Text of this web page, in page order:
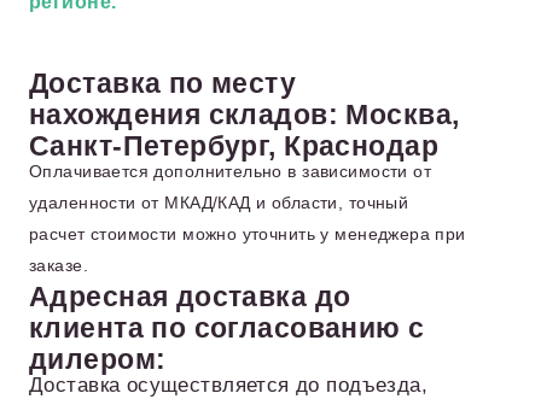
Доставка по месту
нахождения складов: Москва,
Санкт-Петербург, Краснодар
Оплачивается дополнительно в зависимости от
удаленности от МКАД/КАД и области, точный
расчет стоимости можно уточнить у менеджера при
заказе.
Адресная доставка до
клиента по согласованию с
дилером:
Доставка осуществляется до подъезда,